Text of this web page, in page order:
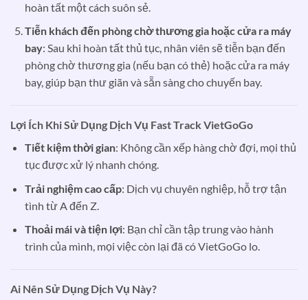
hoàn tất một cách suôn sẻ.
Tiễn khách đến phòng chờ thương gia hoặc cửa ra máy
bay: Sau khi hoàn tất thủ tục, nhân viên sẽ tiễn bạn đến
phòng chờ thương gia (nếu bạn có thẻ) hoặc cửa ra máy
bay, giúp bạn thư giãn và sẵn sàng cho chuyến bay.
Lợi Ích Khi Sử Dụng Dịch Vụ Fast Track VietGoGo
Tiết kiệm thời gian: Không cần xếp hàng chờ đợi, mọi thủ
tục được xử lý nhanh chóng.
Trải nghiệm cao cấp: Dịch vụ chuyên nghiệp, hỗ trợ tận
tình từ A đến Z.
Thoải mái và tiện lợi: Bạn chỉ cần tập trung vào hành
trình của mình, mọi việc còn lại đã có VietGoGo lo.
Ai Nên Sử Dụng Dịch Vụ Này?